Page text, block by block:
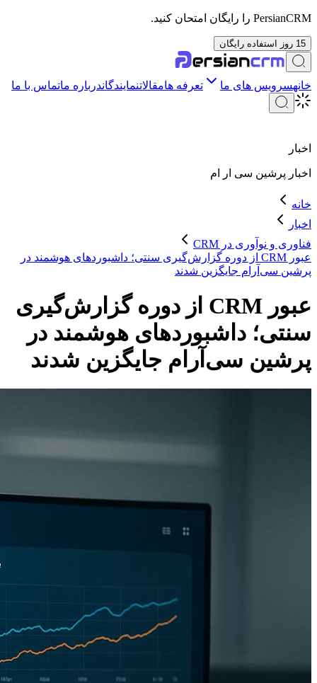
PersianCRM را رایگان امتحان کنید.
15 روز استفاده رایگان
خانهسرویس های ما تعرفه هامقالاتنمایندگاندرباره ماتماس با ما
اخبار
اخبار پرشین سی ار ام
خانه
اخبار
فناوری و نوآوری در CRM
عبور CRM از دوره گزارش‌گیری سنتی؛ داشبوردهای هوشمند در
پرشین سی‌آر‌ام جایگزین شدند
عبور CRM از دوره گزارش‌گیری
سنتی؛ داشبوردهای هوشمند در
پرشین سی‌آر‌ام جایگزین شدند